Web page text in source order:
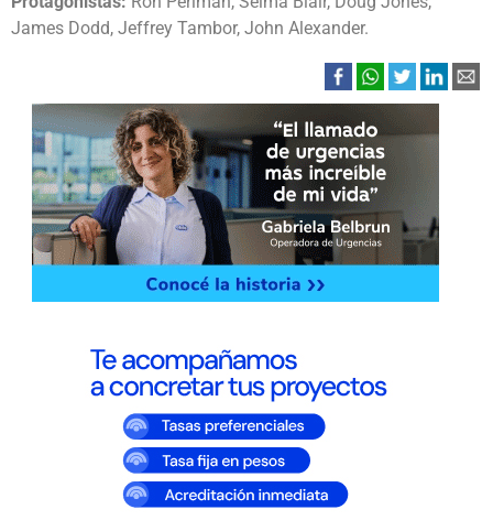
James Dodd, Jeffrey Tambor, John Alexander.